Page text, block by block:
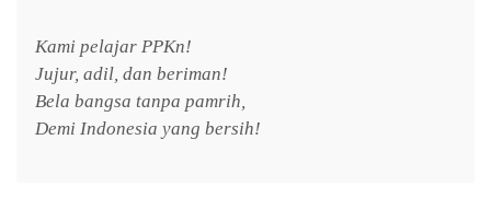
Kami pelajar PPKn!
Jujur, adil, dan beriman!
Bela bangsa tanpa pamrih,
Demi Indonesia yang bersih!